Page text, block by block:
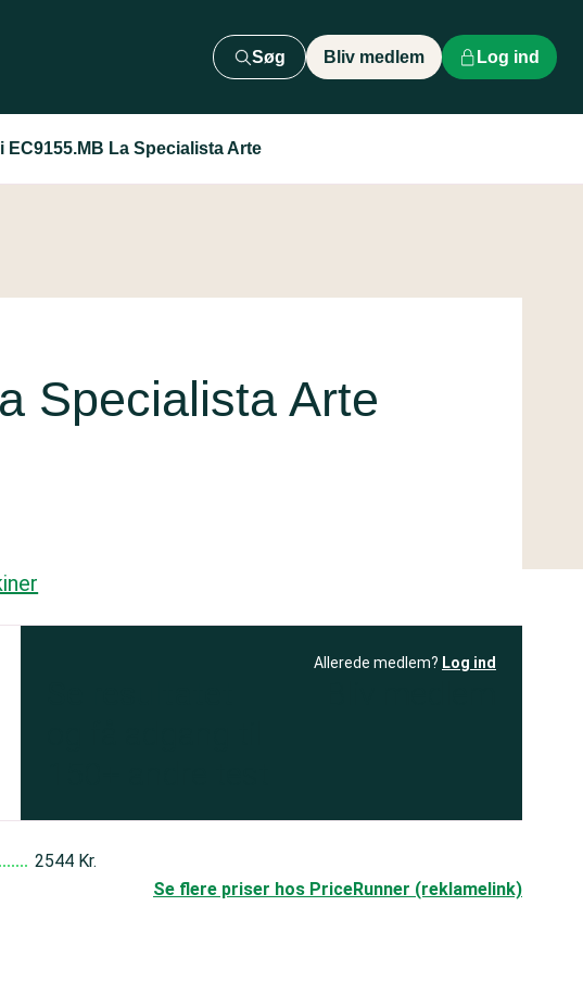
Søg Bliv medlem Log ind
EC9155.MB La Specialista Arte
Specialista Arte
Allerede medlem? Log ind
2544 Kr.
Se flere priser hos PriceRunner (reklamelink)